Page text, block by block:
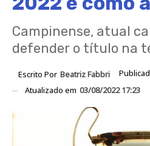
Campinense, atual
defender o título na
Escrito Por Beatriz Fabbri
Atualizado em 03/08/2022 17:23